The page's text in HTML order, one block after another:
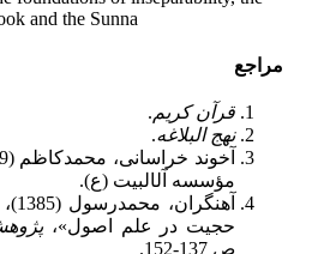
and the Sunna
مراجع
قرآن کریم.
نهج البلاغه.
آخوند خراسانی، محمدکاظم (1409ق)،
مؤسسه آل‎البیت (ع).
حجیت در علم اصول»،
ص 137-152.